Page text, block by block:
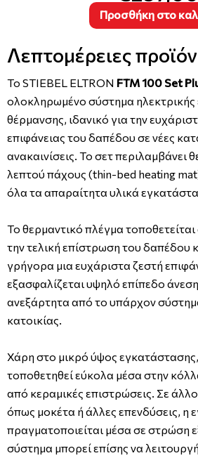
Προσθήκη στο
Λεπτομέρειες
Το STIEBEL ELTRON FTM 100 Set
ολοκληρωμένο σύστημα ηλεκτρικής
θέρμανσης, ιδανικό για την
επιφάνειας του δαπέδου σε νέες
ανακαινίσεις. Το σετ περιλαμβάνει
λεπτού πάχους (thin-bed heating
όλα τα απαραίτητα υλικά
Το θερμαντικό πλέγμα
την τελική επίστρωση του δαπέδου
γρήγορα μια ευχάριστα ζεστή
εξασφαλίζεται υψηλό επίπεδο
ανεξάρτητα από το υπάρχον
κατοικίας.
Χάρη στο μικρό ύψος
τοποθετηθεί εύκολα μέσα στην
από κεραμικές επιστρώσεις. Σε
όπως μοκέτα ή άλλες επενδύσεις, η
πραγματοποιείται μέσα σε στρώση
σύστημα μπορεί επίσης να